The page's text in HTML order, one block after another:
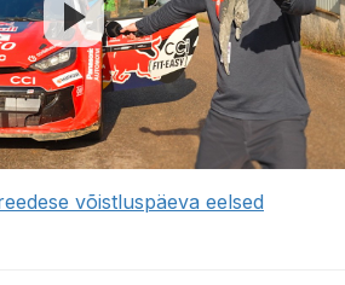
võistluspäeva eelsed